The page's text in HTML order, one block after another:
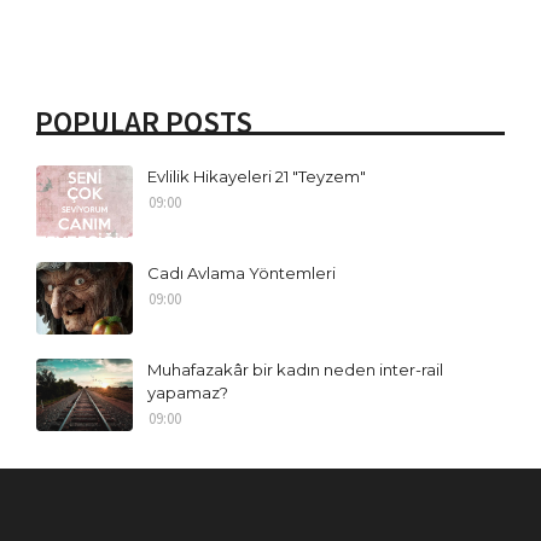
POPULAR POSTS
Evlilik Hikayeleri 21 "Teyzem"
09:00
Cadı Avlama Yöntemleri
09:00
Muhafazakâr bir kadın neden inter-rail
yapamaz?
09:00